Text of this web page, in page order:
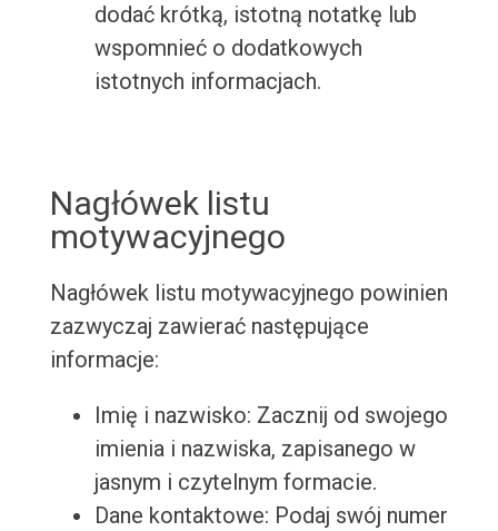
dodać krótką, istotną notatkę lub
wspomnieć o dodatkowych
istotnych informacjach.
Nagłówek listu
motywacyjnego
Nagłówek listu motywacyjnego powinien
zazwyczaj zawierać następujące
informacje:
Imię i nazwisko: Zacznij od swojego
imienia i nazwiska, zapisanego w
jasnym i czytelnym formacie.
Dane kontaktowe: Podaj swój numer